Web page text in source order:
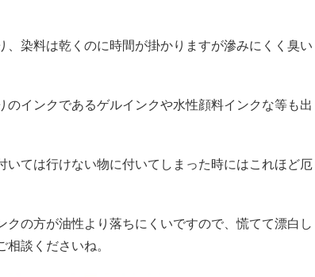
染料は乾くのに時間が掛かりますが滲みにくく臭い
インクであるゲルインクや水性顔料インクな等も出
ては行けない物に付いてしまった時にはこれほど厄
の方が油性より落ちにくいですので、慌てて漂白し
談くださいね。